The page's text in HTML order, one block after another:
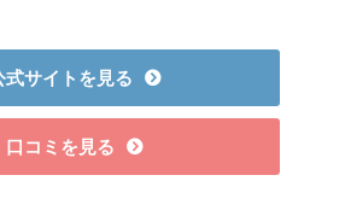
式サイトを見る
口コミを見る